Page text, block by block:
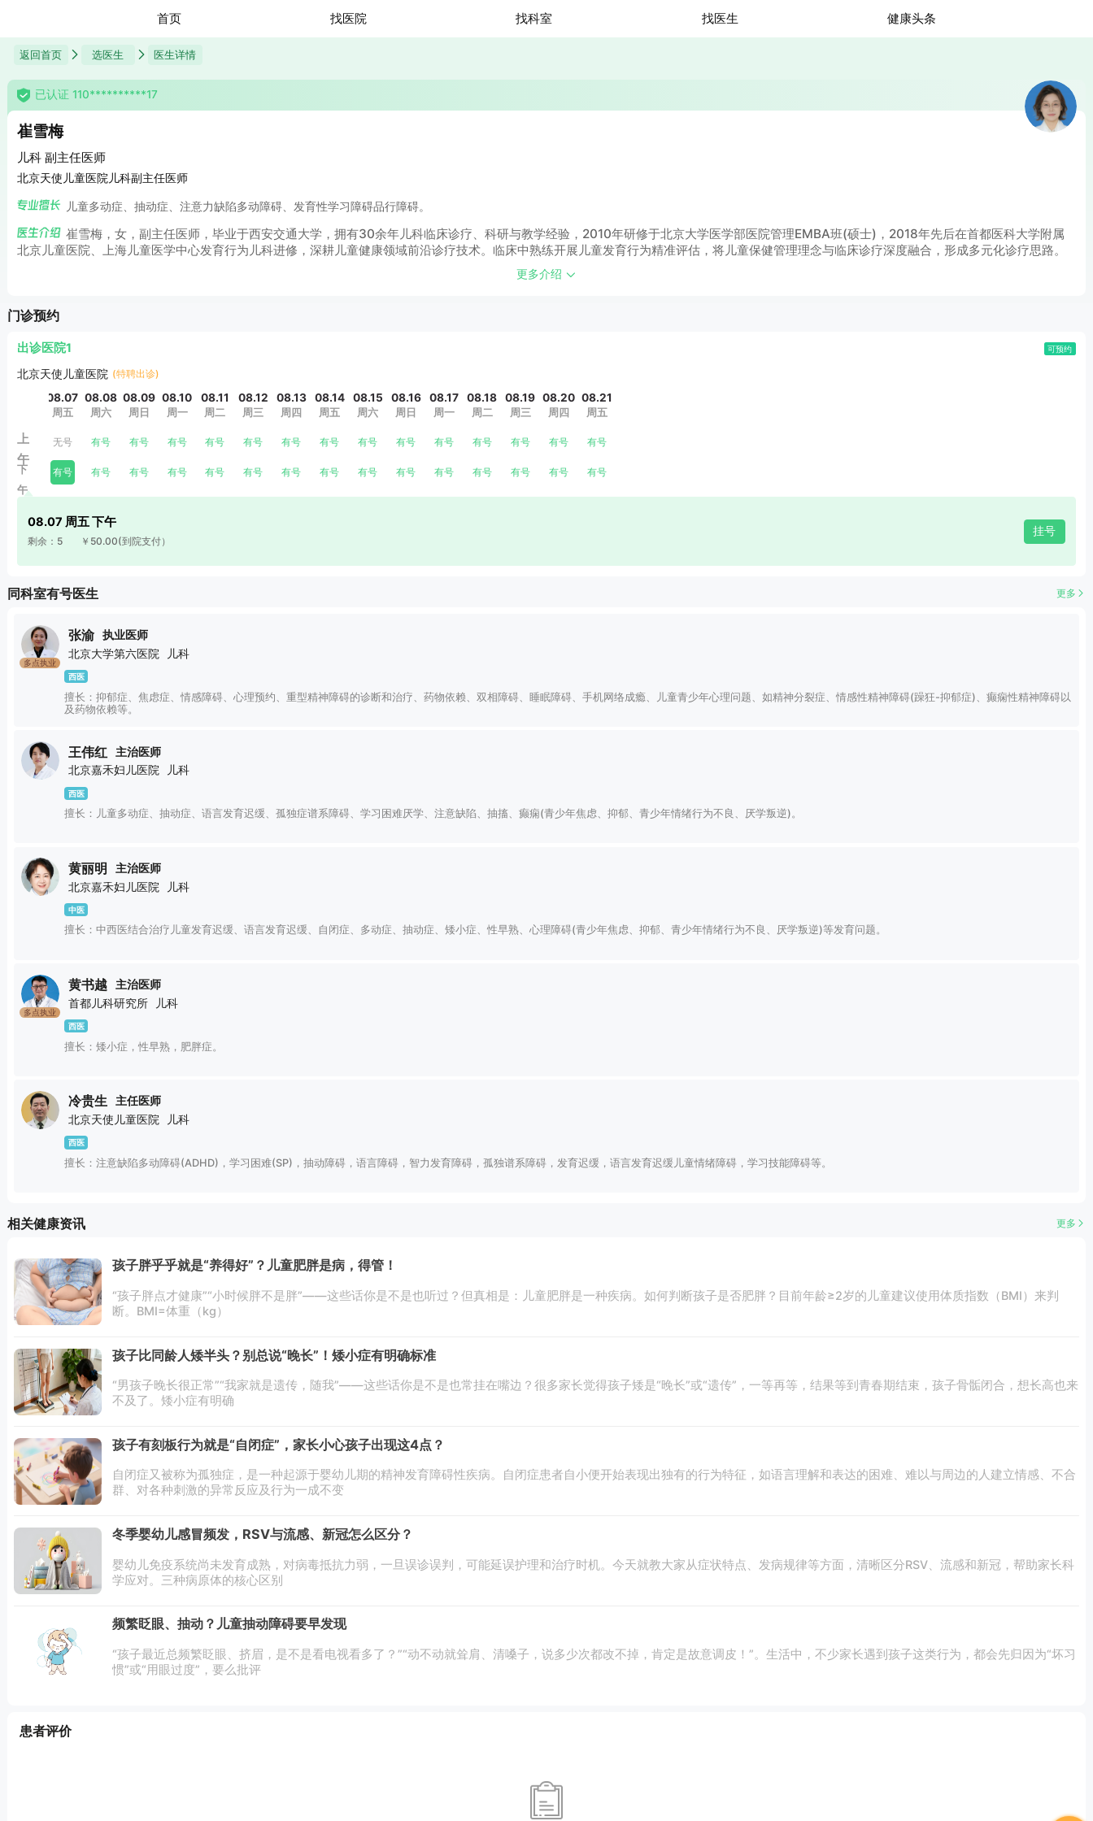
首页 找医院 找科室 找医生 健康头条
返回首页 选医生 医生详情
已认证 110**********17
崔雪梅
儿科 副主任医师
北京天使儿童医院儿科副主任医师
儿童多动症、抽动症、注意力缺陷多动障碍、发育性学习障碍品行障碍。
崔雪梅，女，副主任医师，毕业于西安交通大学，拥有30余年儿科临床诊疗、科研与教学经验，2010年研修于北京大学医学部医院管理EMBA班(硕士)，2018年先后在首都医科大学附属
北京儿童医院、上海儿童医学中心发育行为儿科进修，深耕儿童健康领域前沿诊疗技术。临床中熟练开展儿童发育行为精准评估，将儿童保健管理理念与临床诊疗深度融合，形成多元化诊疗思路。
更多介绍
门诊预约
出诊医院1 可预约
北京天使儿童医院 (特聘出诊)
上
午
下
午
08.07
周五
无号
有号
08.08
周六
有号
有号
08.09
周日
有号
有号
08.10
周一
有号
有号
08.11
周二
有号
有号
08.12
周三
有号
有号
08.13
周四
有号
有号
08.14
周五
有号
有号
08.15
周六
有号
有号
08.16
周日
有号
有号
08.17
周一
有号
有号
08.18
周二
有号
有号
08.19
周三
有号
有号
08.20
周四
有号
有号
08.21
周五
有号
有号
08.07 周五 下午
剩余：5 ￥50.00(到院支付）
挂号
同科室有号医生 更多
多点执业
张渝
执业医师
北京大学第六医院
儿科
西医
擅长：抑郁症、焦虑症、情感障碍、心理预约、重型精神障碍的诊断和治疗、药物依赖、双相障碍、睡眠障碍、手机网络成瘾、儿童青少年心理问题、如精神分裂症、情感性精神障碍(躁狂-抑郁症)、癫痫性精神障碍以
及药物依赖等。
王伟红
主治医师
北京嘉禾妇儿医院
儿科
西医
擅长：儿童多动症、抽动症、语言发育迟缓、孤独症谱系障碍、学习困难厌学、注意缺陷、抽搐、癫痫(青少年焦虑、抑郁、青少年情绪行为不良、厌学叛逆)。
黄丽明
主治医师
北京嘉禾妇儿医院
儿科
中医
擅长：中西医结合治疗儿童发育迟缓、语言发育迟缓、自闭症、多动症、抽动症、矮小症、性早熟、心理障碍(青少年焦虑、抑郁、青少年情绪行为不良、厌学叛逆)等发育问题。
多点执业
黄书越
主治医师
首都儿科研究所
儿科
西医
擅长：矮小症，性早熟，肥胖症。
冷贵生
主任医师
北京天使儿童医院
儿科
西医
擅长：注意缺陷多动障碍(ADHD)，学习困难(SP)，抽动障碍，语言障碍，智力发育障碍，孤独谱系障碍，发育迟缓，语言发育迟缓儿童情绪障碍，学习技能障碍等。
相关健康资讯 更多
孩子胖乎乎就是“养得好”？儿童肥胖是病，得管！
“孩子胖点才健康”“小时候胖不是胖”——这些话你是不是也听过？但真相是：儿童肥胖是一种疾病。如何判断孩子是否肥胖？目前年龄≥2岁的儿童建议使用体质指数（BMI）来判
断。BMI=体重（kg）
孩子比同龄人矮半头？别总说“晚长”！矮小症有明确标准
“男孩子晚长很正常”“我家就是遗传，随我”——这些话你是不是也常挂在嘴边？很多家长觉得孩子矮是“晚长”或“遗传”，一等再等，结果等到青春期结束，孩子骨骺闭合，想长高也来
不及了。矮小症有明确
孩子有刻板行为就是“自闭症”，家长小心孩子出现这4点？
自闭症又被称为孤独症，是一种起源于婴幼儿期的精神发育障碍性疾病。自闭症患者自小便开始表现出独有的行为特征，如语言理解和表达的困难、难以与周边的人建立情感、不合
群、对各种刺激的异常反应及行为一成不变
冬季婴幼儿感冒频发，RSV与流感、新冠怎么区分？
婴幼儿免疫系统尚未发育成熟，对病毒抵抗力弱，一旦误诊误判，可能延误护理和治疗时机。今天就教大家从症状特点、发病规律等方面，清晰区分RSV、流感和新冠，帮助家长科
学应对。三种病原体的核心区别
频繁眨眼、抽动？儿童抽动障碍要早发现
“孩子最近总频繁眨眼、挤眉，是不是看电视看多了？”“动不动就耸肩、清嗓子，说多少次都改不掉，肯定是故意调皮！”。生活中，不少家长遇到孩子这类行为，都会先归因为“坏习
惯”或“用眼过度”，要么批评
患者评价